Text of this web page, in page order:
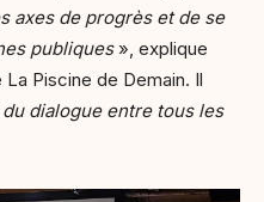
axes de progrès et de se
publiques», explique
Piscine de Demain. Il
dialogue entre tous les